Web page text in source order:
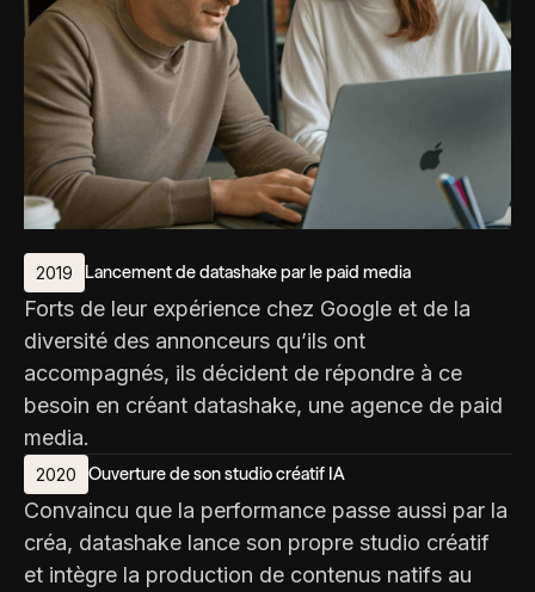
2019 Lancement de datashake par le paid media
Forts de leur expérience chez Google et de la
diversité des annonceurs qu’ils ont
accompagnés, ils décident de répondre à ce
besoin en créant datashake, une agence de paid
media.
2020 Ouverture de son studio créatif IA
Convaincu que la performance passe aussi par la
créa, datashake lance son propre studio créatif
et intègre la production de contenus natifs au